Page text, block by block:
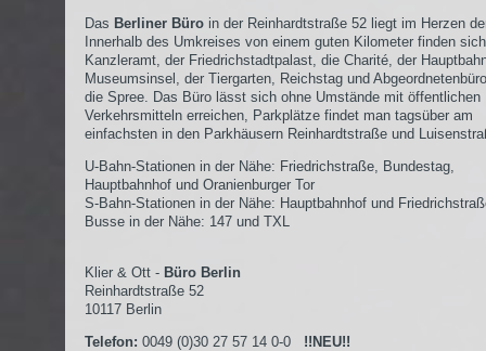
Das Berliner Büro in der Reinhardtstraße 52 liegt im Herzen
Innerhalb des Umkreises von einem guten Kilometer finden
Kanzleramt, der Friedrichstadtpalast, die Charité, der
Museumsinsel, der Tiergarten, Reichstag und
die Spree. Das Büro lässt sich ohne Umstände mit öffentlichen
Verkehrsmitteln erreichen, Parkplätze findet man tagsüber am
einfachsten in den Parkhäusern Reinhardtstraße und
U-Bahn-Stationen in der Nähe: Friedrichstraße, Bundestag,
Hauptbahnhof und Oranienburger Tor
S-Bahn-Stationen in der Nähe: Hauptbahnhof und
Busse in der Nähe: 147 und TXL
Klier & Ott - Büro Berlin
Reinhardtstraße 52
10117 Berlin
Telefon: 0049 (0)30 27 57 14 0-0 !!NEU!!